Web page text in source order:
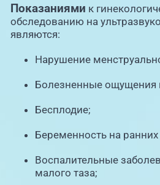
Показаниями к
обследованию на
являются:
Нарушение
Болезненные ощущения
Бесплодие;
Беременность на ранних
Воспалительные
малого таза;